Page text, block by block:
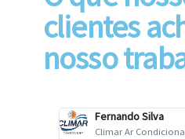
clientes
nosso
Fernando Silva
Climar Ar